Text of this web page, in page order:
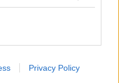
in below Google
Privacy Policy
och när museet
performance vid i